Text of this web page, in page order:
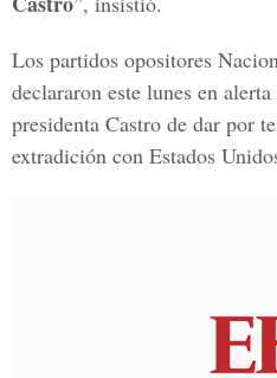
Los partidos opositores
declararon este lunes en
presidenta Castro de dar por
extradición con Estados